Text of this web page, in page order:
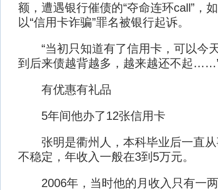
额，遭遇银行催债的“夺命连环call”，
以“信用卡诈骗”罪名被银行起诉。
“当初只知道有了信用卡，可以今
到后来债越背越多，越来越还不起
有优惠有礼品
5年间他办了12张信用卡
张明是衢州人，本科毕业后一直从
不稳定，年收入一般在3到5万元。
2006年，当时他的月收入只有一两